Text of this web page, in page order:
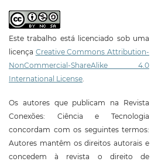
Este trabalho está licenciado sob uma
licença Creative Commons Attribution-
NonCommercial-ShareAlike 4.0
International License
Os autores que publicam na Revista
Conexões: Ciência e Tecnologia
concordam com os seguintes termos:
Autores mantêm os direitos autorais e
concedem à revista o direito de